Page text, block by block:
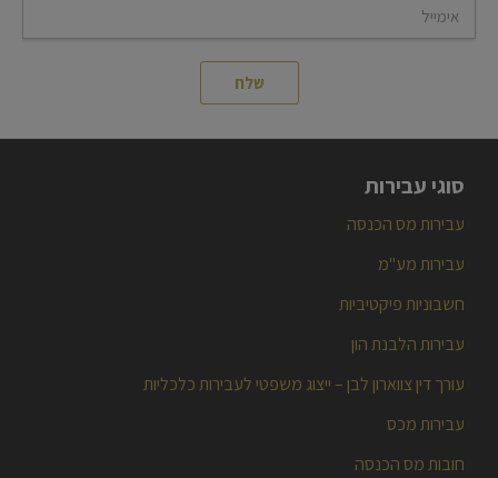
סוגי עבירות
עבירות מס הכנסה
עבירות מע"מ
חשבוניות פיקטיביות
עבירות הלבנת הון
עורך דין צווארון לבן – ייצוג משפטי לעבירות כלכליות
עבירות מכס
חובות מס הכנסה